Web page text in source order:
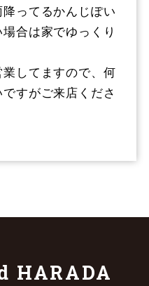
ってるかんじぽい
合は家でゆっくり
してますので、何
すがご来店くださ
HARADA